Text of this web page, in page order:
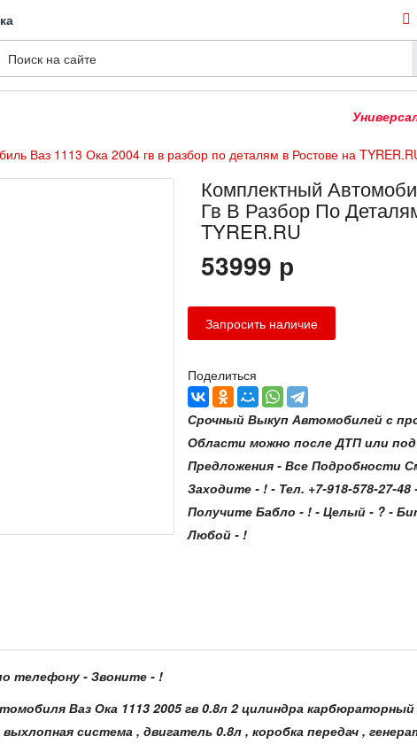
Ваз 1113 Ока 2004 гв в разбор по деталям в Ростове на
Комплектный
Гв В Разбор По
TYRER.RU
53999 р
Поделиться
Срочный Выкуп Автомобилей с
Области можно после ДТП или
Предложения - Все Подробности
Заходите - ! - Тел. +7-918-578-27-
Получите Бабло - ! - Целый - ? -
Любой - !
телефону - Звоните - !
Ваз Ока 1113 2005 гв 0.8л 2 цилиндра
система , двигатель 0.8л , коробка передач ,